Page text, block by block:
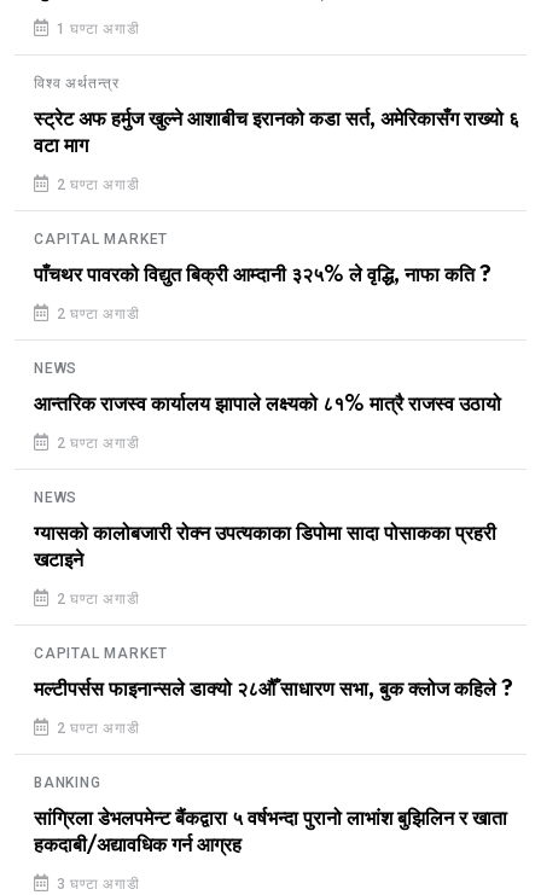
1 घण्टा अगाडी
विश्व अर्थतन्त्र
स्ट्रेट अफ हर्मुज खुल्ने आशाबीच इरानको कडा सर्त, अमेरिकासँग राख्यो ६
वटा माग
2 घण्टा अगाडी
CAPITAL MARKET
पाँचथर पावरको विद्युत बिक्री आम्दानी ३२५% ले वृद्धि, नाफा कति ?
2 घण्टा अगाडी
NEWS
आन्तरिक राजस्व कार्यालय झापाले लक्ष्यको ८१% मात्रै राजस्व उठायो
2 घण्टा अगाडी
NEWS
ग्यासको कालोबजारी रोक्न उपत्यकाका डिपोमा सादा पोसाकका प्रहरी
खटाइने
2 घण्टा अगाडी
CAPITAL MARKET
मल्टीपर्सस फाइनान्सले डाक्यो २८औँ साधारण सभा, बुक क्लोज कहिले ?
2 घण्टा अगाडी
BANKING
सांग्रिला डेभलपमेन्ट बैंकद्वारा ५ वर्षभन्दा पुरानो लाभांश बुझिलिन र खाता
हकदाबी/अद्यावधिक गर्न आग्रह
3 घण्टा अगाडी